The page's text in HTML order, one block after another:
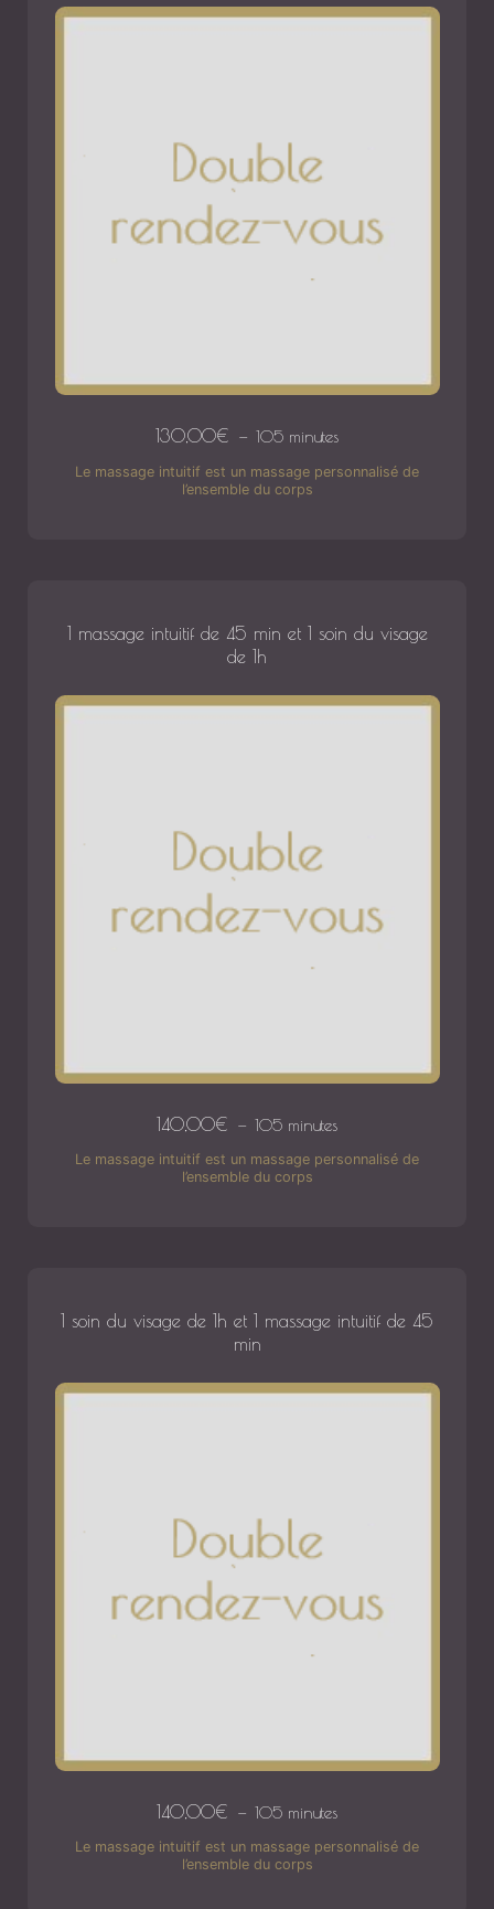
130,00€ 105 minutes
Le massage intuitif est un massage personnalisé de
l’ensemble du corps
1 massage intuitif de 45 min et 1 soin du visage
de 1h
140,00€ 105 minutes
Le massage intuitif est un massage personnalisé de
l’ensemble du corps
1 soin du visage de 1h et 1 massage intuitif de 45
min
140,00€ 105 minutes
Le massage intuitif est un massage personnalisé de
l’ensemble du corps